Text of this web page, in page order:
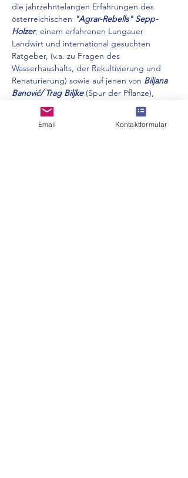
die jahrzehntelangen Erfahrungen des
österreichischen "Agrar-Rebells" Sepp-
Holzer, einem erfahrenen Lungauer
Landwirt und international gesuchten
Ratgeber, (v.a. zu Fragen des
Wasserhaushalts, der Rekultivierung und
Renaturierung) sowie auf jenen von Biljana
Banović/ Trag Biljke (Spur der Pflanze),
einer langjährige Pädagogin auf dem
Gebiet des ökologischen Landbaus,
Förderin biologischer Methoden und
Email Kontaktformular